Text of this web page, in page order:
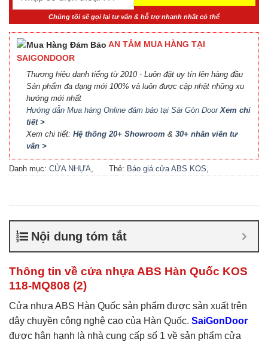
Chúng tôi sẽ gọi lại tư vấn & hỗ trợ nhanh nhất có thể
AN TÂM MUA HÀNG TẠI
SAIGONDOOR
Thương hiệu danh tiếng từ 2010 - Luôn đặt uy tín lên hàng đầu
Sản phẩm đa dạng mới 100% và luôn được cập nhật những xu
hướng mới nhất
Hướng dẫn Mua hàng Online đảm bảo tại Sài Gòn DoorXem chi
tiết >
Xem chi tiết: Hệ thống 20+ Showroom & 30+ nhân viên tư
vấn >
Danh mục: CỬA NHỰA,
Thẻ: Báo giá cửa ABS KOS,
nhựa ABS Hàn Quốc là gì
Cửa nhựa ABS Hàn Quốc
tại TP Vĩnh,Cửa nhựa ABS
nhựa ABS KOS
Nội dung tóm tắt
Thông tin về cửa nhựa ABS Hàn Quốc KOS
118-MQ808 (2)
Cửa nhựa ABS Hàn Quốc sản phẩm được sản xuất trên
dây chuyền công nghệ cao của Hàn Quốc. SaiGonDoor
được hân hạnh là nhà cung cấp số 1 về sản phẩm cửa